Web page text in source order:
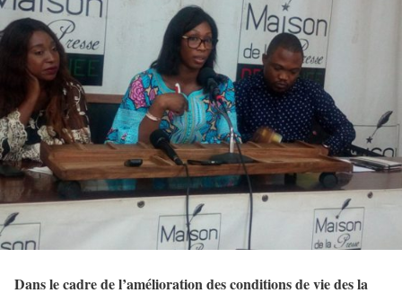
Dans le cadre de l’amélioration des conditions de vie des la